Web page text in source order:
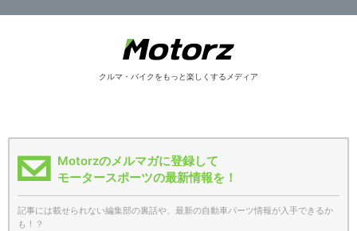
クルマ・バイクをもっと楽しくするメディア
Motorzのメルマガに登録して
モータースポーツの最新情報を！
記事には載せられない編集部の裏話や、最新の自動車パーツ情報が入手できるか
も！？